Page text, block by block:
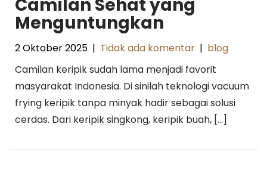
Camilan Sehat yang
Menguntungkan
2 Oktober 2025 | Tidak ada komentar | blog
Camilan keripik sudah lama menjadi favorit
masyarakat Indonesia. Di sinilah teknologi vacuum
frying keripik tanpa minyak hadir sebagai solusi
cerdas. Dari keripik singkong, keripik buah, […]